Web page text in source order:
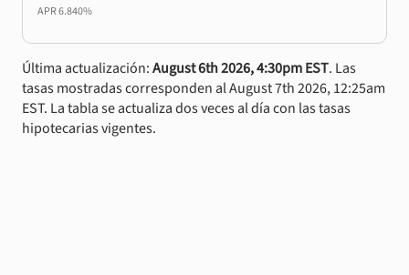
APR6.840%
Última actualización:August 6th 2026, 4:30pm EST. Las
tasas mostradas corresponden al August 7th 2026, 12:25am
EST. La tabla se actualiza dos veces al día con las tasas
hipotecarias vigentes.